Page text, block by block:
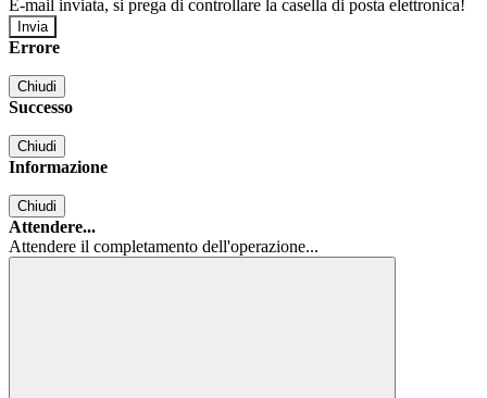
E-mail inviata, si prega di controllare la casella di posta elettronica!
Errore
Chiudi
Successo
Chiudi
Informazione
Chiudi
Attendere...
Attendere il completamento dell'operazione...